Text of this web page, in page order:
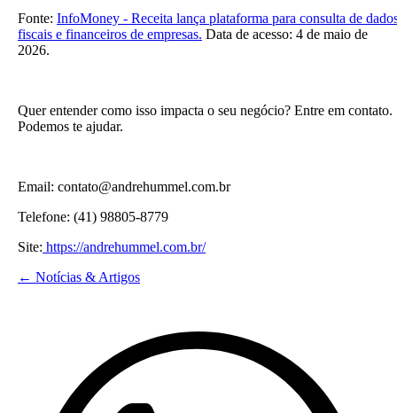
Fonte: InfoMoney - Receita lança plataforma para consulta de
fiscais e financeiros de empresas. Data de acesso: 4 de maio de
2026.
Quer entender como isso impacta o seu negócio? Entre em contato.
Podemos te ajudar.
Email: contato@andrehummel.com.br
Telefone: (41) 98805-8779
Site: https://andrehummel.com.br/
← Notícias & Artigos